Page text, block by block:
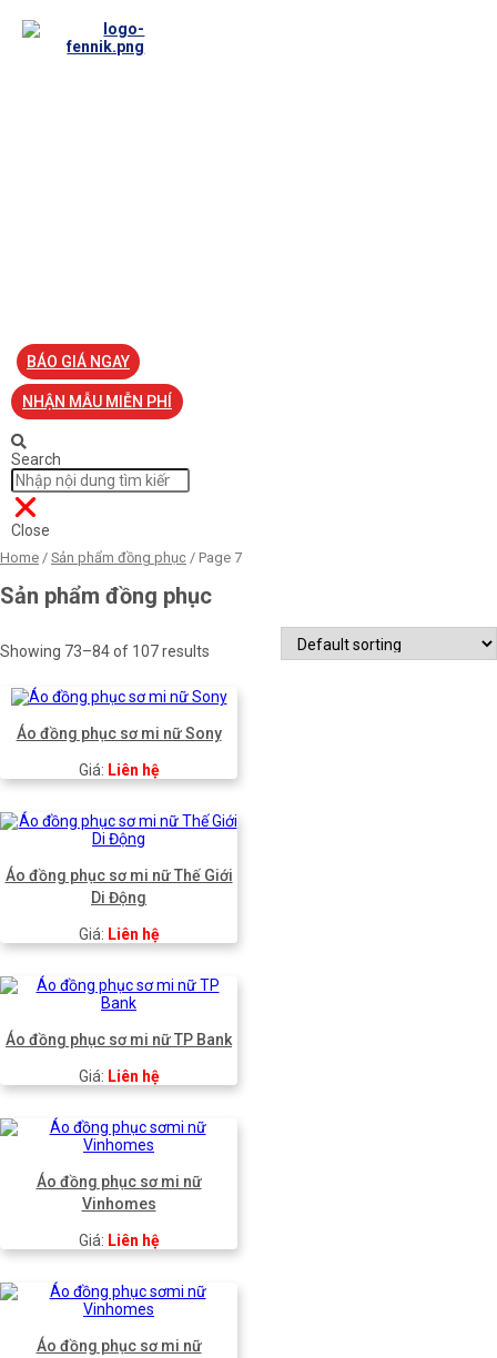
BÁO GIÁ NGAY
NHẬN MẪU MIỄN PHÍ
Search
Close
Home / Sản phẩm đồng phục / Page 7
Sản phẩm đồng phục
Showing 73–84 of 107 results
Áo đồng phục sơ mi nữ Sony
Giá: Liên hệ
Áo đồng phục sơ mi nữ Thế Giới
Di Động
Giá: Liên hệ
Áo đồng phục sơ mi nữ TP Bank
Giá: Liên hệ
Áo đồng phục sơ mi nữ
Vinhomes
Giá: Liên hệ
Áo đồng phục sơ mi nữ